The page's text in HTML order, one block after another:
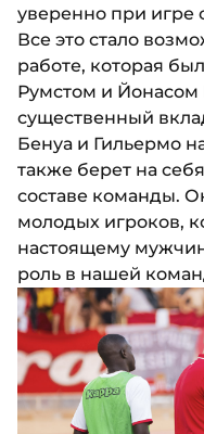
уверенно при игре
Все это стало
работе, которая
Румстом и
существенный
Бенуа и Гильермо
также берет на
составе команды.
молодых игроков,
настоящему
роль в нашей